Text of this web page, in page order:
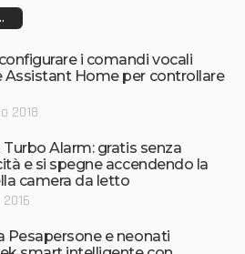
i comandi vocali
Assistant Home per controllare
2018
Turbo Alarm: gratis senza
e si spegne accendendo la
camera da letto
Pesapersone e neonati